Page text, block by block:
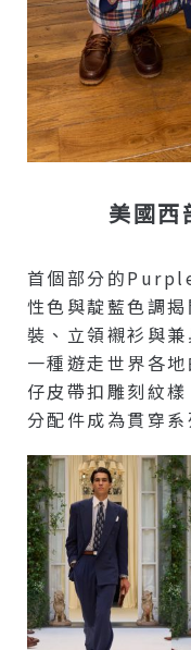
美國西
首個部分的
性色與靛藍色調
裝、立領襯衫與
一種遊走世界各
仔皮帶扣雕刻紋
分配件成為貫穿